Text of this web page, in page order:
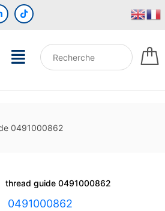
0491000862
thread guide 0491000862
0491000862